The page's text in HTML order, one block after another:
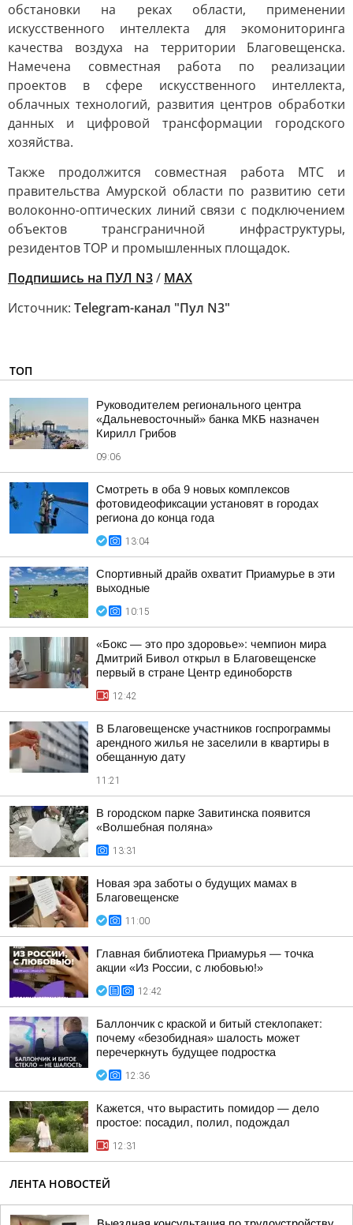
обстановки на реках области, применении
искусственного интеллекта для экомониторинга
качества воздуха на территории Благовещенска.
Намечена совместная работа по реализации
проектов в сфере искусственного интеллекта,
облачных технологий, развития центров обработки
данных и цифровой трансформации городского
хозяйства.
Также продолжится совместная работа МТС и
правительства Амурской области по развитию сети
волоконно-оптических линий связи с подключением
объектов трансграничной инфраструктуры,
резидентов ТОР и промышленных площадок.
Подпишись на ПУЛ N3/ MAX
Источник: Telegram-канал "Пул N3"
ТОП
Руководителем регионального центра
«Дальневосточный» банка МКБ назначен
Кирилл Грибов
09:06
Смотреть в оба 9 новых комплексов
фотовидеофиксации установят в городах
региона до конца года
13:04
Спортивный драйв охватит Приамурье в эти
выходные
10:15
«Бокс — это про здоровье»: чемпион мира
Дмитрий Бивол открыл в Благовещенске
первый в стране Центр единоборств
12:42
В Благовещенске участников госпрограммы
арендного жилья не заселили в квартиры в
обещанную дату
11:21
В городском парке Завитинска появится
«Волшебная поляна»
13:31
Новая эра заботы о будущих мамах в
Благовещенске
11:00
Главная библиотека Приамурья — точка
акции «Из России, с любовью!»
12:42
Баллончик с краской и битый стеклопакет:
почему «безобидная» шалость может
перечеркнуть будущее подростка
12:36
Кажется, что вырастить помидор — дело
простое: посадил, полил, подождал
12:31
ЛЕНТА НОВОСТЕЙ